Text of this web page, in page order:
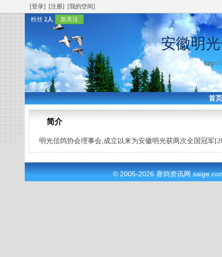
[登录] [注册]
[我的空间]
粉丝 2人 加关注
安徽明
http://
首
简介
明光信鸽协会理事会,成立以来为安徽明光获两次全国冠军
© 2005-2026 赛鸽资讯网